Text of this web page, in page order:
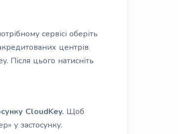
сервісі оберіть
центрів
Після цього натисніть
CloudKey. Щоб
у застосунку.